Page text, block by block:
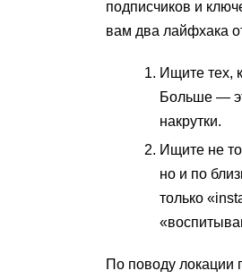
подписчиков и
вам два лайфхака
Ищите тех,
Больше —
накрутки.
Ищите не
но и по
только
По поводу локации